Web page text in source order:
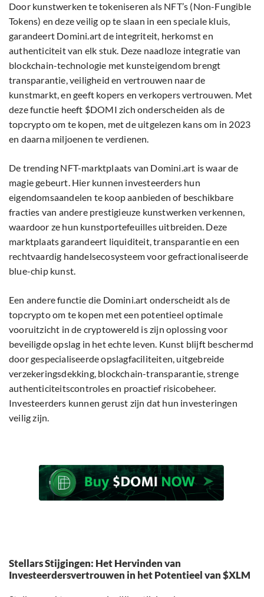
Door kunstwerken te tokeniseren als NFT’s (Non-Fungible
Tokens) en deze veilig op te slaan in een speciale kluis,
garandeert Domini.art de integriteit, herkomst en
authenticiteit van elk stuk. Deze naadloze integratie van
blockchain-technologie met kunsteigendom brengt
transparantie, veiligheid en vertrouwen naar de
kunstmarkt, en geeft kopers en verkopers vertrouwen. Met
deze functie heeft $DOMI zich onderscheiden als de
topcrypto om te kopen, met de uitgelezen kans om in 2023
en daarna miljoenen te verdienen.
De trending NFT-marktplaats van Domini.art is waar de
magie gebeurt. Hier kunnen investeerders hun
eigendomsaandelen te koop aanbieden of beschikbare
fracties van andere prestigieuze kunstwerken verkennen,
waardoor ze hun kunstportefeuilles uitbreiden. Deze
marktplaats garandeert liquiditeit, transparantie en een
rechtvaardig handelsecosysteem voor gefractionaliseerde
blue-chip kunst.
Een andere functie die Domini.art onderscheidt als de
topcrypto om te kopen met een potentieel optimale
vooruitzicht in de cryptowereld is zijn oplossing voor
beveiligde opslag in het echte leven. Kunst blijft beschermd
door gespecialiseerde opslagfaciliteiten, uitgebreide
verzekeringsdekking, blockchain-transparantie, strenge
authenticiteitscontroles en proactief risicobeheer.
Investeerders kunnen gerust zijn dat hun investeringen
veilig zijn.
Stellars Stijgingen: Het Hervinden van
Investeerdersvertrouwen in het Potentieel van $XLM